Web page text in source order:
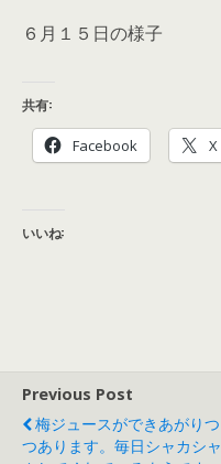
６月１５日の様子
共有:
Facebook X
いいね:
Previous Post
梅ジュースができあがりつ
つあります。毎日シャカシャ